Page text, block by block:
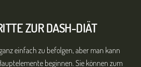
ZUR DASH-DIÄT
einfach zu befolgen, aber man kann
beginnen. Sie können zum